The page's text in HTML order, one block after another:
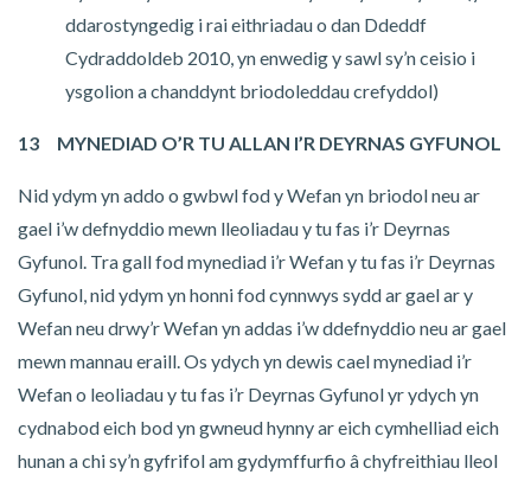
ddarostyngedig i rai eithriadau o dan Ddeddf
Cydraddoldeb 2010, yn enwedig y sawl sy’n ceisio i
ysgolion a chanddynt briodoleddau crefyddol)
13 MYNEDIAD O’R TU ALLAN I’R DEYRNAS GYFUNOL
Nid ydym yn addo o gwbwl fod y Wefan yn briodol neu ar
gael i’w defnyddio mewn lleoliadau y tu fas i’r Deyrnas
Gyfunol. Tra gall fod mynediad i’r Wefan y tu fas i’r Deyrnas
Gyfunol, nid ydym yn honni fod cynnwys sydd ar gael ar y
Wefan neu drwy’r Wefan yn addas i’w ddefnyddio neu ar gael
mewn mannau eraill. Os ydych yn dewis cael mynediad i’r
Wefan o leoliadau y tu fas i’r Deyrnas Gyfunol yr ydych yn
cydnabod eich bod yn gwneud hynny ar eich cymhelliad eich
hunan a chi sy’n gyfrifol am gydymffurfio â chyfreithiau lleol